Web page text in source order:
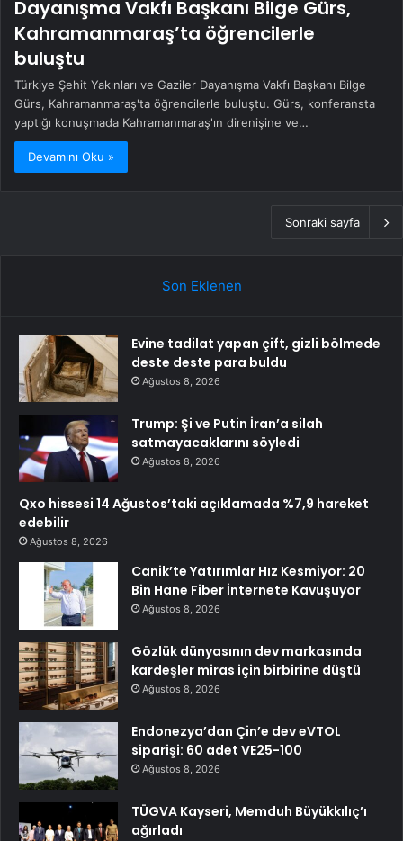
Dayanışma Vakfı Başkanı Bilge Gürs,
Kahramanmaraş’ta öğrencilerle
buluştu
Türkiye Şehit Yakınları ve Gaziler Dayanışma Vakfı Başkanı Bilge
Gürs, Kahramanmaraş'ta öğrencilerle buluştu. Gürs, konferansta
yaptığı konuşmada Kahramanmaraş'ın direnişine ve…
Devamını Oku »
Sonraki sayfa
Son Eklenen
Evine tadilat yapan çift, gizli bölmede
deste deste para buldu
Ağustos 8, 2026
Trump: Şi ve Putin İran’a silah
satmayacaklarını söyledi
Ağustos 8, 2026
Qxo hissesi 14 Ağustos’taki açıklamada %7,9 hareket
edebilir
Ağustos 8, 2026
Canik’te Yatırımlar Hız Kesmiyor: 20
Bin Hane Fiber İnternete Kavuşuyor
Ağustos 8, 2026
Gözlük dünyasının dev markasında
kardeşler miras için birbirine düştü
Ağustos 8, 2026
Endonezya’dan Çin’e dev eVTOL
siparişi: 60 adet VE25-100
Ağustos 8, 2026
TÜGVA Kayseri, Memduh Büyükkılıç’ı
ağırladı